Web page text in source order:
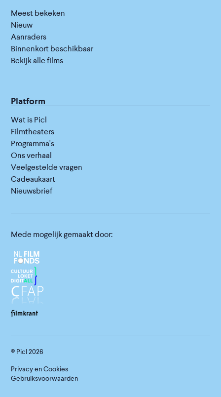
Meest bekeken
Nieuw
Aanraders
Binnenkort beschikbaar
Bekijk alle films
Platform
Wat is Picl
Filmtheaters
Programma's
Ons verhaal
Veelgestelde vragen
Cadeaukaart
Nieuwsbrief
Mede mogelijk gemaakt door:
© Picl2026
Privacy en Cookies
Gebruiksvoorwaarden